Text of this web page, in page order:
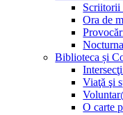
Scriitorii
Ora de
Biblioteca și
Viaţă şi
O carte